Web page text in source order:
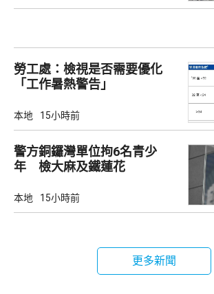
勞工處：檢視是否需要優化
「工作暑熱警告」
本地 15小時前
警方銅鑼灣單位拘6名青少
年 檢大麻及鐵蓮花
本地 15小時前
更多新聞